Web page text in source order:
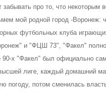
забывать про то, что некоторым
мой родной город -Воронеж:
футбольных клуба
и "ФЦШ 73", "Факел"
90-х "Факел" был официально
лиге, каждый домашний
погоду, потом сменилась